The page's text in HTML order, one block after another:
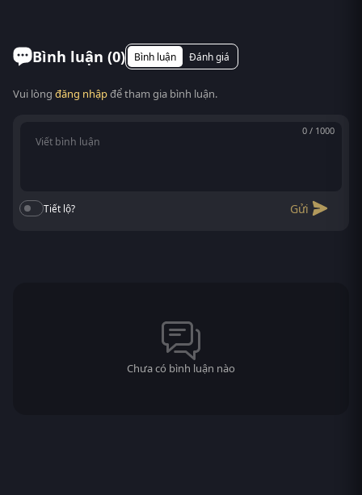
máy tính bảng, laptop, Smart TV. Truy cập
phimvn2y.com là xem được, không cần cài app.
Bình luận (0) Bình luận Đánh giá
Vui lòng đăng nhậpđể tham gia bình luận.
0 / 1000
Tiết lộ? Gửi
Chưa có bình luận nào